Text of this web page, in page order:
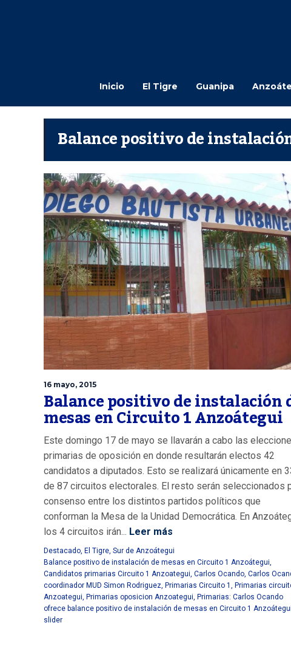
Inicio El Tigre Guanipa
Balance positivo de
16 mayo, 2015
Balance positivo de instalación
mesas en Circuito 1 Anzoátegui
Este domingo 17 de mayo se llavarán a cabo las
primarias de oposición en donde resultarán electos 42
candidatos a diputados. Esto se realizará únicamente en
de 87 circuitos electorales. El resto serán seleccionados
consenso entre los distintos partidos políticos que
conforman la Mesa de la Unidad Democrática. En
los 4 circuitos irán... Leer más
Destacado El Tigre Sur de Anzoátegui
Balance positivo de instalación de mesas en Circuito 1 Anzoátegui
Candidatos primarias Circuito 1 Anzoategui Carlos Ocando Carlos
coordinador MUD Simon Rodriguez Primarias Circuito 1
Primarias
Anzoategui Primarias oposicion Anzoategui Primarias: Carlos Ocando
ofrece balance positivo de instalación de mesas en Circuito 1 Anzoátegui
slider